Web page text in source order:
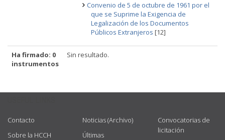
Convenio de 5 de octubre de 1961 por el
que se Suprime la Exigencia de
Legalización de los Documentos
Públicos Extranjeros [12]
Ha firmado: 0
instrumentos
Sin resultado.
Contacto
Sobre la HCCH
Noticias (Archivo)
Últimas
Convocatorias de
licitación